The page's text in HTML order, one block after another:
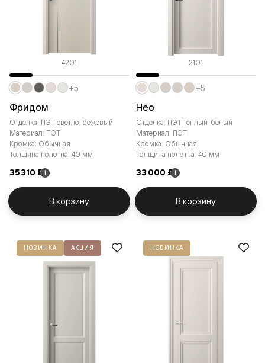
4201
Фридом
Отделка: ПЭТ светло-бежевый
Материал: ПЭТ
Кромка: Обычная
Толщина полотна: 40 мм
35 310 ₽ i
+5
В корзину
2101
Нео
Отделка: ПЭТ тёплый-белый
Материал: ПЭТ
Кромка: Обычная
Толщина полотна: 40 мм
33 000 ₽ i
+5
В корзину
НОВИНКА АКЦИЯ НОВИНКА